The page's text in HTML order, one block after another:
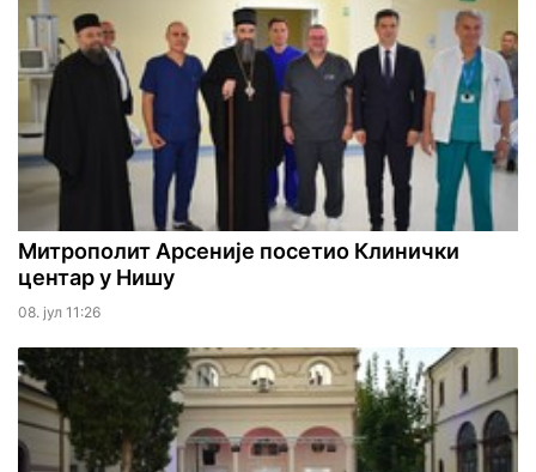
Митрополит Арсеније посетио Клинички
центар у Нишу
08. јул 11:26